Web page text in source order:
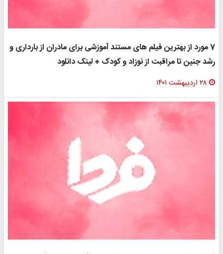
7 مورد از بهترین فیلم های مستند آموزشی برای مادران از بارداری و
رشد جنین تا مراقبت از نوزاد و کودک + لینک دانلود
۲۸ اردیبهشت ۱۴۰۱